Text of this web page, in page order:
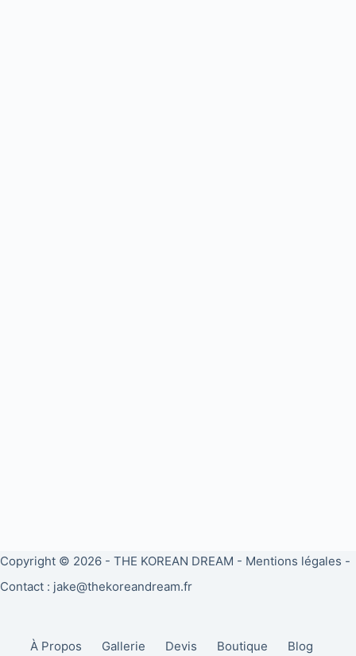
Copyright © 2026 - THE KOREAN DREAM - Mentions légales -
Contact : jake@thekoreandream.fr
À Propos Gallerie Devis Boutique Blog